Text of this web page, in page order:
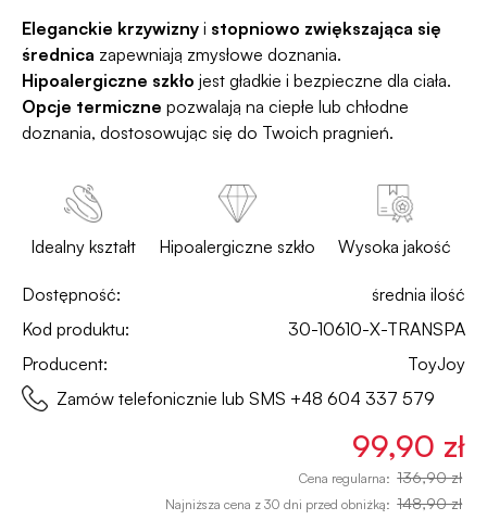
Eleganckie krzywizny i stopniowo zwiększająca się
średnica zapewniają zmysłowe doznania.
Hipoalergiczne szkło jest gładkie i bezpieczne dla ciała.
Opcje termiczne pozwalają na ciepłe lub chłodne
doznania, dostosowując się do Twoich pragnień.
Idealny kształt Hipoalergiczne szkło Wysoka jakość
Dostępność:
średnia ilość
Kod produktu:
30-10610-X-TRANSPA
Producent:
ToyJoy
Zamów telefonicznie lub SMS +48 604 337 579
99,90 zł
Cena regularna: 136,90 zł
Najniższa cena z 30 dni przed obniżką: 148,90 zł